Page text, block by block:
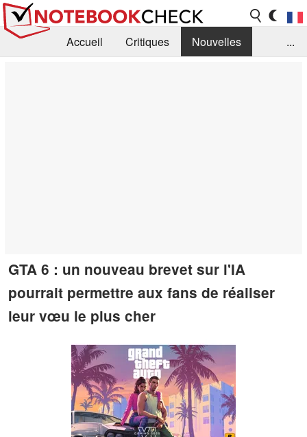
Accueil Critiques
Nouvelles
...
GTA 6 : un nouveau brevet sur l'IA
pourrait permettre aux fans de réaliser
leur vœu le plus cher